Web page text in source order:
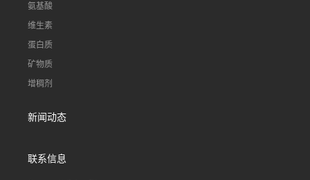
氨基酸
维生素
蛋白质
矿物质
增稠剂
新闻动态
联系信息